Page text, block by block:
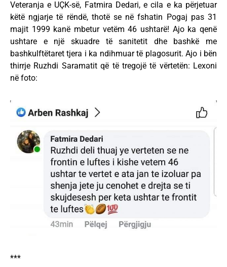
Veteranja e UÇK-së, Fatmira Dedari, e cila e ka përjetuar
këtë ngjarje të rëndë, thotë se në fshatin Pogaj pas 31
majit 1999 kanë mbetur vetëm 46 ushtarë! Ajo ka qenë
ushtare e një skuadre të sanitetit dhe bashkë me
bashkulftëtaret tjera i ka ndihmuar të plagosurit. Ajo i bën
thirrje Ruzhdi Saramatit që të tregojë të vërtetën: Lexoni
në foto:
***